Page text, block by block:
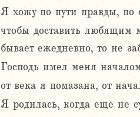
Я хожу по пути правды, по
чтобы доставить любящим
бывает ежедневно, то не
Господь имел меня
от века я помазана, от
Я родилась, когда еще не